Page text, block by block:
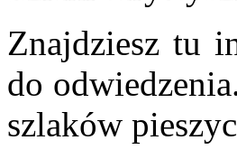
Znajdziesz tu
do
szlaków